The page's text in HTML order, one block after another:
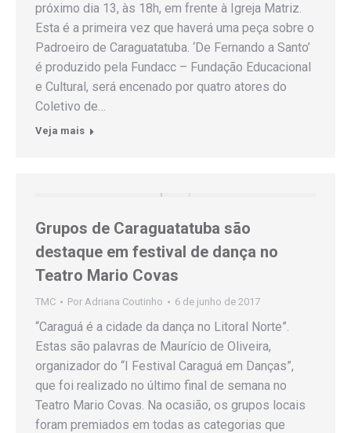
próximo dia 13, às 18h, em frente à Igreja Matriz.
Esta é a primeira vez que haverá uma peça sobre o
Padroeiro de Caraguatatuba. ‘De Fernando a Santo’
é produzido pela Fundacc – Fundação Educacional
e Cultural, será encenado por quatro atores do
Coletivo de…
Veja mais
Grupos de Caraguatatuba são
destaque em festival de dança no
Teatro Mario Covas
TMC Por Adriana Coutinho 6 de junho de 2017
“Caraguá é a cidade da dança no Litoral Norte”.
Estas são palavras de Maurício de Oliveira,
organizador do “I Festival Caraguá em Danças”,
que foi realizado no último final de semana no
Teatro Mario Covas. Na ocasião, os grupos locais
foram premiados em todas as categorias que